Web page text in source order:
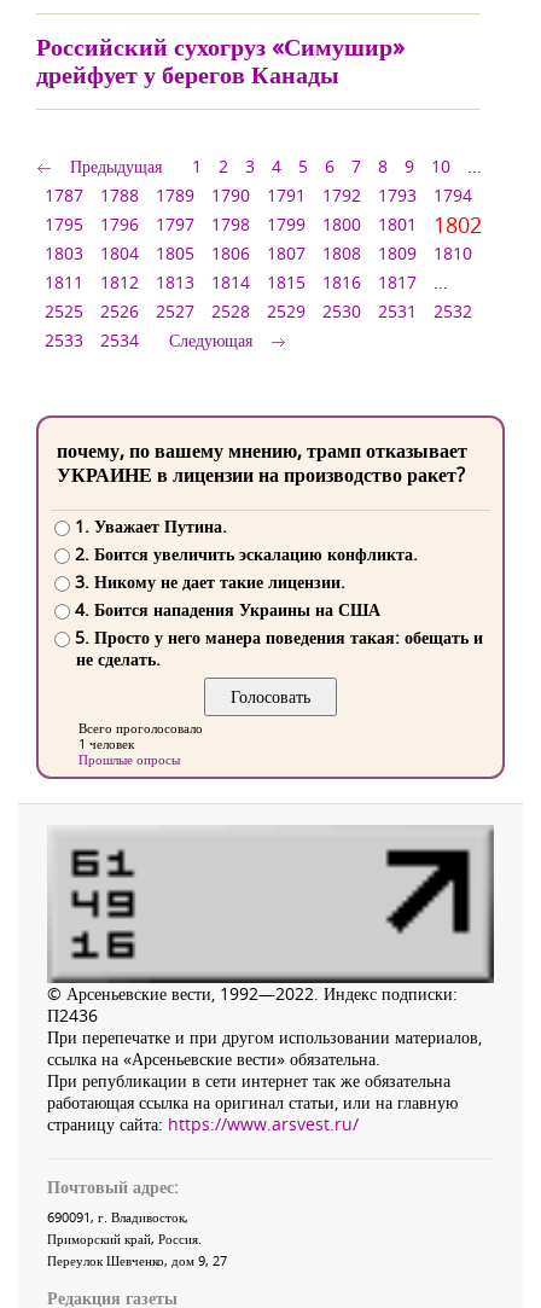
Российский сухогруз «Симушир»
дрейфует у берегов Канады
Предыдущая 1 2 3 4 5 6 7 8 9 10
...
1787
1788 1789 1790 1791 1792 1793
1794
1795
1796 1797 1798 1799 1800 1801 1802
1803 1804 1805 1806 1807 1808 1809
1810
1811
1812 1813 1814 1815 1816 1817
...
2525
2526 2527 2528 2529 2530 2531
2532
2533
2534 Следующая
почему, по вашему мнению, трамп отказывает
УКРАИНЕ в лицензии на производство ракет?
1. Уважает Путина.
2. Боится увеличить эскалацию конфликта.
3. Никому не дает такие лицензии.
4. Боится нападения Украины на США
5. Просто у него манера поведения такая: обещать и
не сделать.
Всего проголосовало
1 человек
Прошлые опросы
© Арсеньевские вести, 1992—2022. Индекс подписки:
П2436
При перепечатке и при другом использовании материалов,
ссылка на «Арсеньевские вести» обязательна.
При републикации в сети интернет так же обязательна
работающая ссылка на оригинал статьи, или на главную
страницу сайта: https://www.arsvest.ru/
Почтовый адрес:
690091, г. Владивосток,
Приморский край, Россия
Переулок Шевченко, дом 9, 27
Редакция газеты